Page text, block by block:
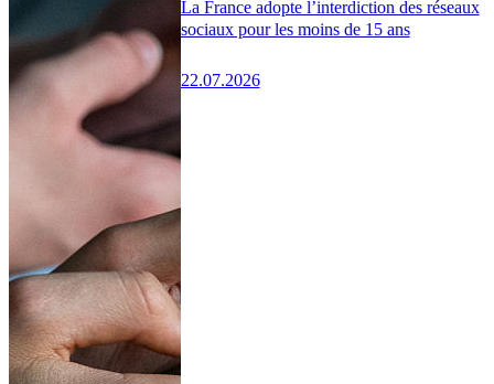
La France adopte l’interdiction des réseaux
sociaux pour les moins de 15 ans
22.07.2026